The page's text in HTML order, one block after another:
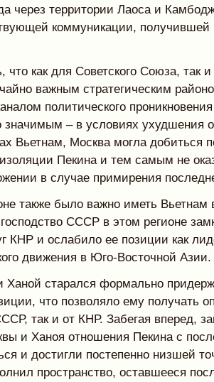
через территории Лаоса и
коммуникации, получившей
что как для Советского Союза, так
важным стратегическим
политического
– в условиях ухудшения
Вьетнам, Москва могла добиться
изоляции Пекина и тем самым не
в случае примирения
также было важно иметь Вьетнам
господство СССР в этом регионе
КНР и ослабило ее позиции как
движения в Юго-Восточной Азии.
Ханой старался формально
что позволяло ему получать
так и от КНР. Забегая вперед,
и Ханоя отношения Пекина с
и достигли постепенно низшей
пространство, оставшееся